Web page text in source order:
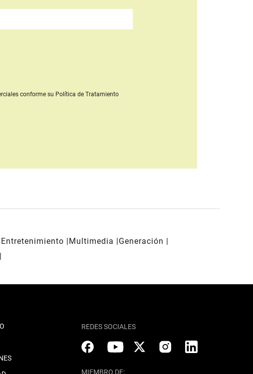
conforme su Política de Tratamiento
Entretenimiento Multimedia
Generación
REDES SOCIALES
MIEMBRO DE: